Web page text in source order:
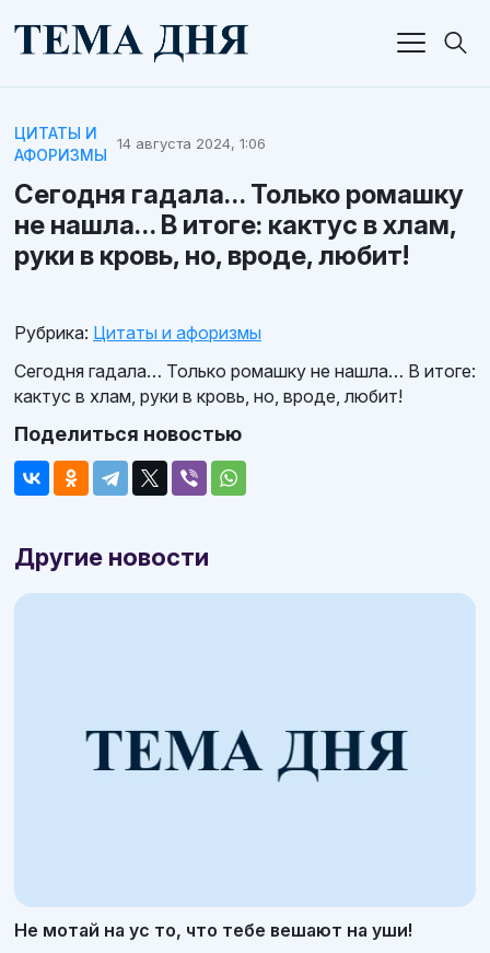
ЦИТАТЫ И
АФОРИЗМЫ
14 августа 2024, 1:06
Сегодня гадала… Только ромашку
не нашла… В итоге: кактус в хлам,
руки в кровь, но, вроде, любит!
Рубрика: Цитаты и афоризмы
Сегодня гадала… Только ромашку не нашла… В итоге:
кактус в хлам, руки в кровь, но, вроде, любит!
Поделиться новостью
Другие новости
Не мотай на ус то, что тебе вешают на уши!